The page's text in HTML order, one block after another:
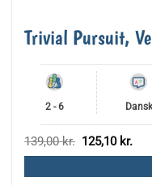
Trivial Pursuit,
2 - 6 Dansk
139,00kr. Den
oprindelige
pris
139,00 kr..
125,10 kr.
pris